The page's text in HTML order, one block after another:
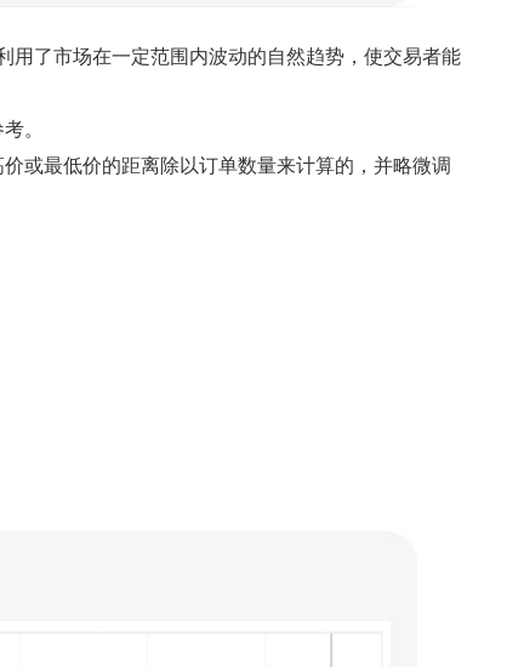
了市场在一定范围内波动的自然趋势，使交易者能
。
或最低价的距离除以订单数量来计算的，并略微调